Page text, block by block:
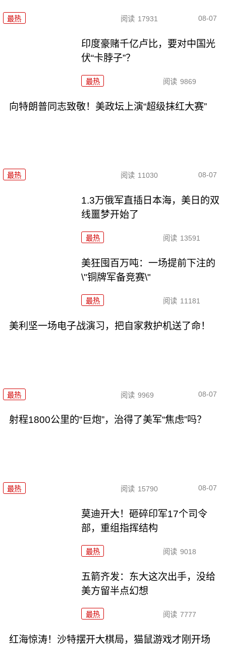
最热 阅读 17931 08-07
印度豪赌千亿卢比，要对中国光
伏“卡脖子”？
最热 阅读 9869
向特朗普同志致敬！美政坛上演“超级抹红大赛”
最热 阅读 11030 08-07
1.3万俄军直插日本海，美日的双
线噩梦开始了
最热 阅读 13591
美狂囤百万吨：一场提前下注的
\"铜牌军备竞赛\"
最热 阅读 11181
美利坚一场电子战演习，把自家救护机送了命！
最热 阅读 9969 08-07
射程1800公里的“巨炮”，治得了美军“焦虑”吗？
最热 阅读 15790 08-07
莫迪开大！砸碎印军17个司令
部，重组指挥结构
最热 阅读 9018
五箭齐发：东大这次出手，没给
美方留半点幻想
最热 阅读 7777
红海惊涛！沙特摆开大棋局，猫鼠游戏才刚开场